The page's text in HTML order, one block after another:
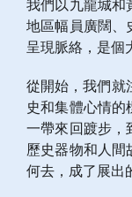
我們以九龍城和
地區幅員廣闊、
呈現脈絡，是個
從開始，我們就
史和集體心情
一帶來回踱步，
歷史器物和人間
何去，成了展出